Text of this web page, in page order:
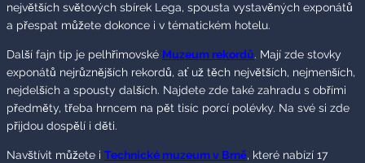
největších světových sbírek Lega, spousta vystavěných exponátů
a přespat můžete dokonce i v tématickém hotelu.
Další fajn tip je pelhřimovské Muzeum rekordů. Mají zde stovky
exponátů nejrůznějších rekordů, ať už těch největších, nejmenších,
nejdelších a spousty dalších. Najdete zde také zahradu s obřími
předměty, třeba hrncem na pět tisíc porcí polévky. Na své si zde
přijdou dospělí i děti.
Navštívit můžete i Technické muzeum v Brně, které nabízí 17